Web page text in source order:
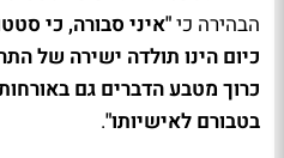
הבהירה כי"איני סבורה, כי
כיום הינו תולדה ישירה של
כרוך מטבע הדברים גם
בטבורם לאישיותו".